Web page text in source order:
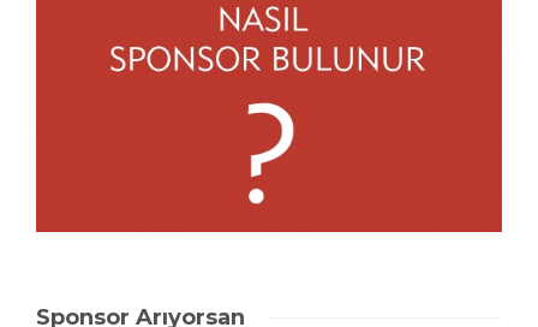
Sponsor Arıyorsan